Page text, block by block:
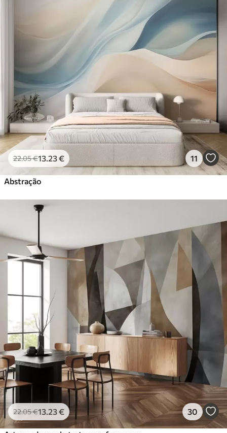
22.05€13 .23€ 11
Abstração
22.05€13 .23€ 30